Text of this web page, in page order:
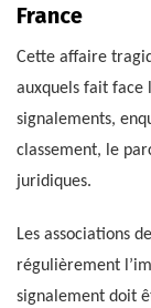
France
Cette affaire
auxquels fait face
signalements,
classement, le
juridiques.
Les associations
régulièrement
signalement doit